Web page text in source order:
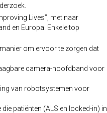
Lives”, met naar
en Europa. Enkele top
om ervoor te zorgen dat
camera-hoofdband voor
van robotsystemen voor
patiënten (ALS en locked-in) in